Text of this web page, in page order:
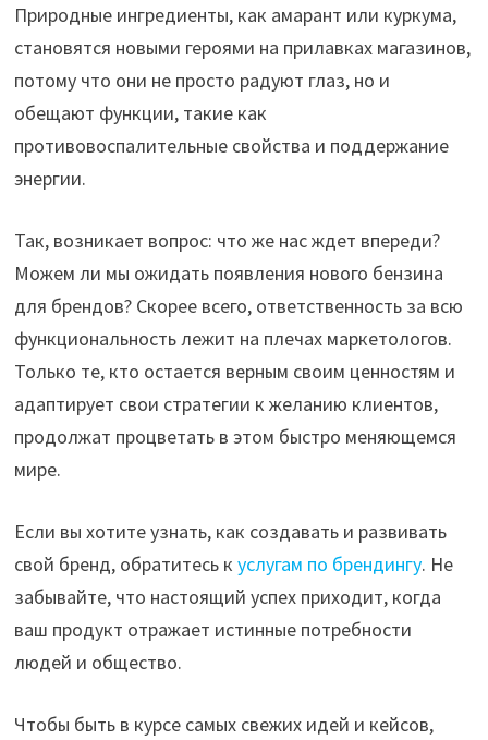
Природные ингредиенты, как амарант или куркума,
становятся новыми героями на прилавках магазинов,
потому что они не просто радуют глаз, но и
обещают функции, такие как
противовоспалительные свойства и поддержание
энергии.
Так, возникает вопрос: что же нас ждет впереди?
Можем ли мы ожидать появления нового бензина
для брендов? Скорее всего, ответственность за всю
функциональность лежит на плечах маркетологов.
Только те, кто остается верным своим ценностям и
адаптирует свои стратегии к желанию клиентов,
продолжат процветать в этом быстро меняющемся
мире.
Если вы хотите узнать, как создавать и развивать
свой бренд, обратитесь куслугам по брендингу. Не
забывайте, что настоящий успех приходит, когда
ваш продукт отражает истинные потребности
людей и общество.
Чтобы быть в курсе самых свежих идей и кейсов,